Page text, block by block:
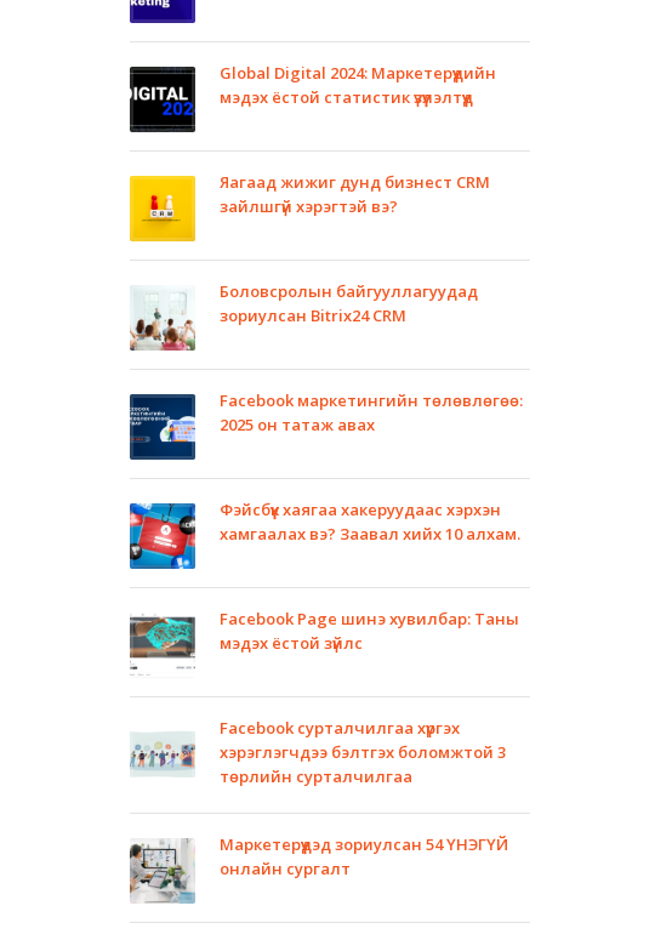
Global Digital 2024: Маркетерүүдийн
мэдэх ёстой статистик үзүүлэлтүүд
Яагаад жижиг дунд бизнест CRM
зайлшгүй хэрэгтэй вэ?
Боловсролын байгууллагуудад
зориулсан Bitrix24 CRM
Facebook маркетингийн төлөвлөгөө:
2025 он татаж авах
Фэйсбүүк хаягаа хакеруудаас хэрхэн
хамгаалах вэ? Заавал хийх 10 алхам.
Facebook Page шинэ хувилбар: Таны
мэдэх ёстой зүйлс
Facebook сурталчилгаа хүргэх
хэрэглэгчдээ бэлтгэх боломжтой 3
төрлийн сурталчилгаа
Маркетерүүдэд зориулсан 54 ҮНЭГҮЙ
онлайн сургалт